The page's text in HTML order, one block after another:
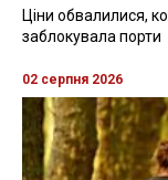
Ціни обвалилися,
заблокувала порти
02 серпня 2026